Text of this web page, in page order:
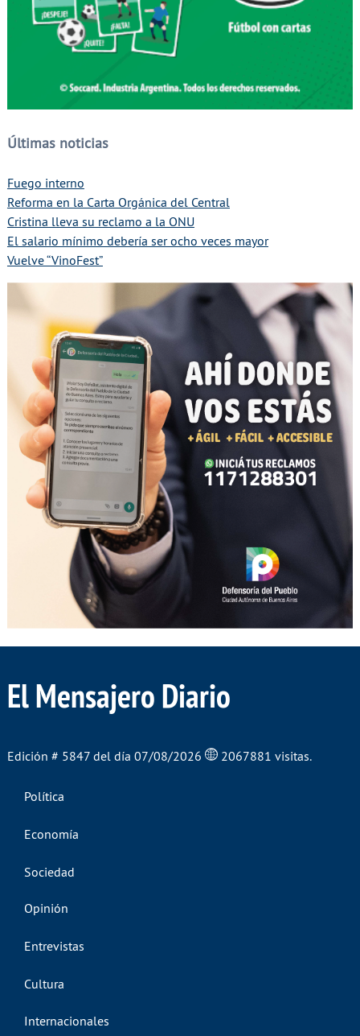
Últimas noticias
Fuego interno
Reforma en la Carta Orgánica del Central
Cristina lleva su reclamo a la ONU
El salario mínimo debería ser ocho veces mayor
Vuelve “VinoFest”
El Mensajero Diario
Edición # 5847 del día 07/08/2026 2067881 visitas.
Política
Economía
Sociedad
Opinión
Entrevistas
Cultura
Internacionales